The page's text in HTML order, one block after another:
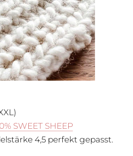
SWEET SHEEP
4,5 perfekt gepasst.